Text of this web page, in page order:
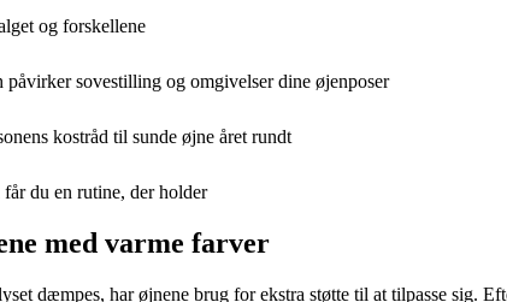
og forskellene
sovestilling og omgivelser dine øjenposer
kostråd til sunde øjne året rundt
du en rutine, der holder
med varme farver
dæmpes, har øjnene brug for ekstra støtte til at tilpasse sig.